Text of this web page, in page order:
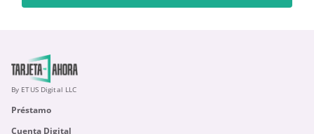
By ETUS Digital LLC
Préstamo
Cuenta Digital